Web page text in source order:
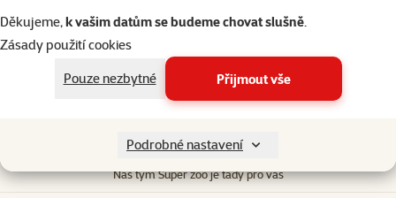
Děkujeme,k vašim datům se budeme chovat slušně.
Zásady použití cookies
Pouze nezbytné
Přijmout vše
Podrobné nastavení
Agros
Potřebujete poradit?
Náš tým Super zoo je tady pro vás